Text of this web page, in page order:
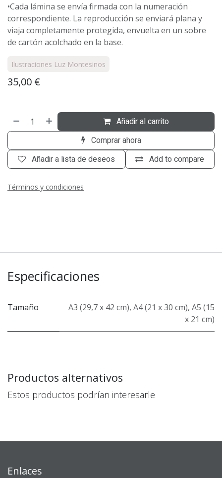
•Cada lámina se envía firmada con la numeración
correspondiente. La reproducción se enviará plana y
viaja completamente protegida, envuelta en un sobre
de cartón acolchado en la base.
Ilustraciones Luz Montesinos
35,00 €
Añadir al carrito
Comprar ahora
Add to compare
Añadir a lista de deseos
Términos y condiciones
Especificaciones
Tamaño A3 (29,7 x 42 cm), A4 (21 x 30 cm), A5 (15
x 21 cm)
Productos alternativos
Estos productos podrían interesarle
Enlaces